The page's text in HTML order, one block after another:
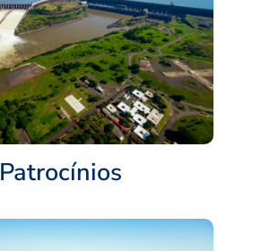
Patrocínios